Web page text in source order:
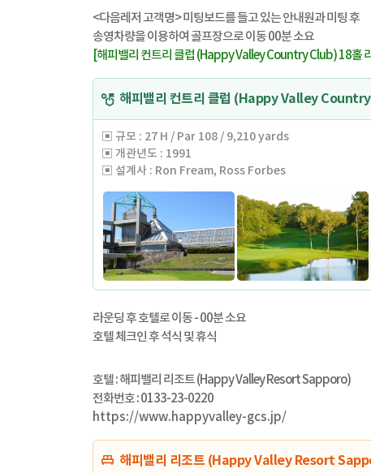
<다음레저 고객명> 미팅보드를 들고 있는 안내원과 미팅 후
송영차량을 이용하여 골프장으로 이동 00분 소요
[해피밸리 컨트리 클럽 (Happy Valley Country Club) 18홀
해피밸리 컨트리 클럽 (Happy Valley
▣ 규모 : 27 H / Par 108 / 9,210 yards
▣ 개관년도 : 1991
▣ 설계사 : Ron Fream, Ross Forbes
해피밸리 골프 클럽 삿포로는, 평지에서 언덕으로 이르는
대로, 레이아웃된 27홀의 챔피온코스가 있는 골프 클럽입
언듈레이션을 맛볼 수 있는 지형자연의 원형지를 그대로
속에서 즐기자는 설계자 "로날드 프림의 컨셉을 살리고 있
페어웨이로부터 러프에 이어지는 마운드를 그린의 언듈레
함 속에, 공략성을 풍부하게, 북해도다운 북해도를 만끽할
라운딩 후 호텔로 이동 - 00분 소요
호텔 체크인 후 석식 및 휴식
호텔 : 해피밸리 리조트 (Happy Valley Resort Sapporo)
전화번호 : 0133-23-0220
https://www.happyvalley-gcs.jp/
해피밸리 리조트 (Happy Valley Resort